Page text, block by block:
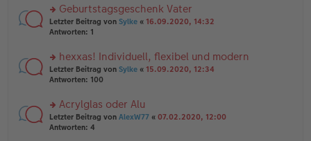
tr
a
g
e
n
er
tr
a
g
n
g
el
e
n
er
tr
a
g
rs
te
n
g
el
e
n
er
Geburtstagsgeschenk Vater
Letzter Beitrag von Sylke « 16.09.2020, 14:32
Antworten: 1
rs
te
n
g
el
hexxas! Individuell, flexibel und modern
Letzter Beitrag von Sylke « 15.09.2020, 12:34
Antworten: 100
rs
te
Acrylglas oder Alu
Letzter Beitrag von AlexW77 « 07.02.2020, 12:00
Antworten: 4